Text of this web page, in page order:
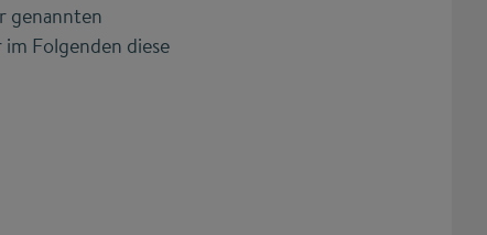
genannten
Folgenden diese